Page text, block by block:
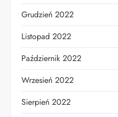
Grudzień 2022
Listopad 2022
Październik 2022
Wrzesień 2022
Sierpień 2022